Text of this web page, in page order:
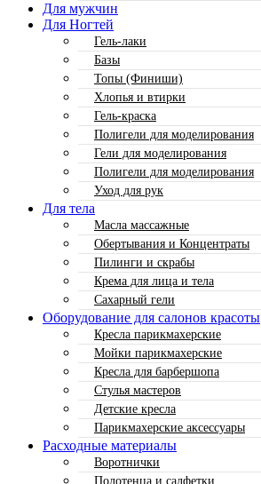
Для мужчин
Для Ногтей
Гель-лаки
Базы
Топы (Финиши)
Хлопья и втирки
Гель-краска
Полигели для моделирования
Гели для моделирования
Полигели для моделирования
Уход для рук
Для тела
Масла массажные
Обертывания и Концентраты
Пилинги и скрабы
Крема для лица и тела
Сахарный гели
Оборудование для салонов красоты
Кресла парикмахерские
Мойки парикмахерские
Кресла для барбершопа
Стулья мастеров
Детские кресла
Парикмахерские аксессуары
Расходные материалы
Воротнички
Полотенца и салфетки